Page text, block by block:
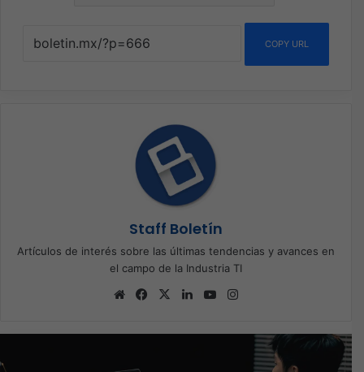
COPY URL
Staff Boletín
Artículos de interés sobre las últimas tendencias y avances en
el campo de la Industria TI
Sitio
Facebook
X LinkedInYouTube